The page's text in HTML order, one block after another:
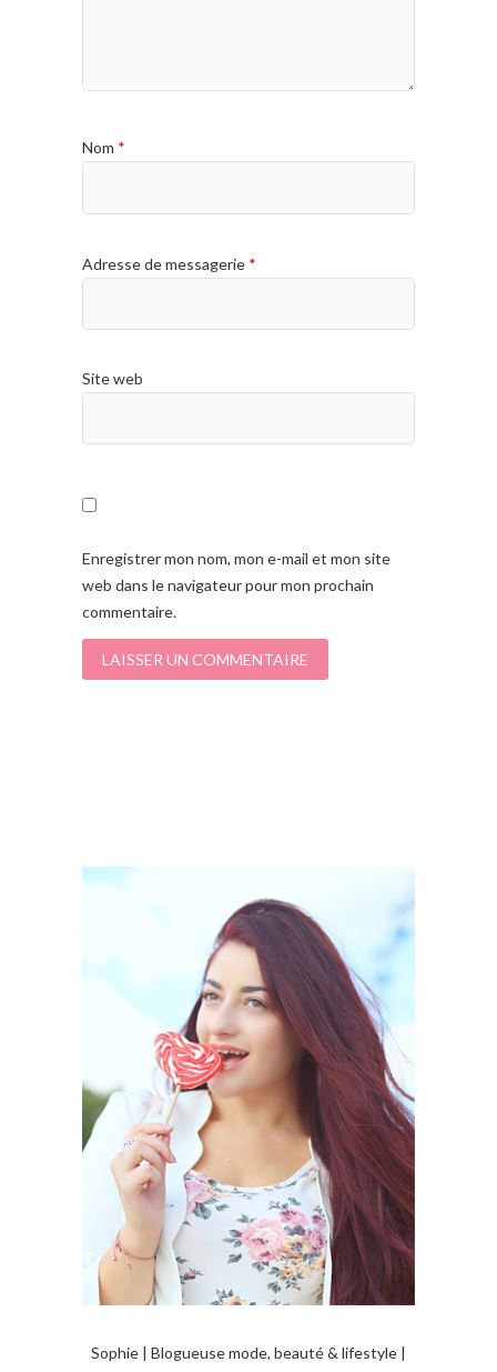
Nom *
Adresse de messagerie *
Site web
Enregistrer mon nom, mon e-mail et mon site
web dans le navigateur pour mon prochain
commentaire.
Sophie | Blogueuse mode, beauté & lifestyle |